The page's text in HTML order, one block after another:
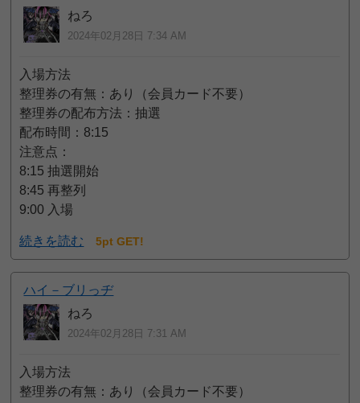
ねろ
2024年02月28日 7:34 AM
入場方法
整理券の有無：あり（会員カード不要）
整理券の配布方法：抽選
配布時間：8:15
注意点：
8:15 抽選開始
8:45 再整列
9:00 入場
続きを読む 5pt GET!
ハイ－ブリっヂ
ねろ
2024年02月28日 7:31 AM
入場方法
整理券の有無：あり（会員カード不要）